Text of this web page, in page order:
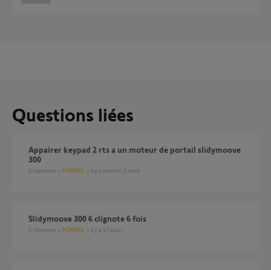
Questions liées
Appairer keypad 2 rts a un moteur de portail slidymoove
300
6 réponses PORTAIL il y a environ 2 mois
slidymoove 300 6 clignote 6 fois
3 réponses PORTAIL il y a 17 jours